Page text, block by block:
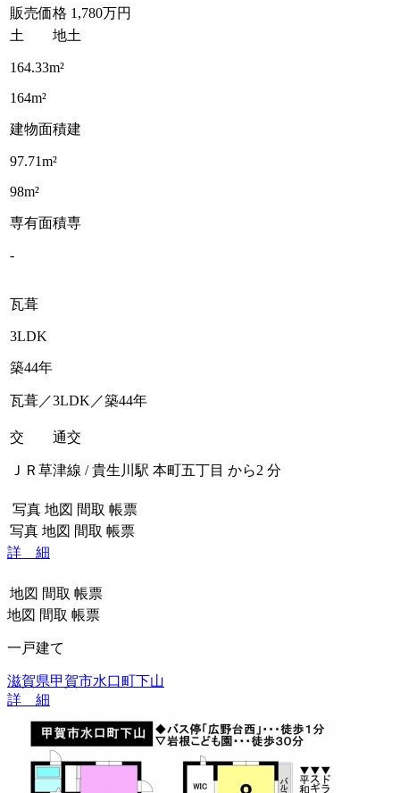
販売価格 1,780万円
土 地土
164.33m²
164m²
建物面積建
97.71m²
98m²
専有面積専
-
瓦葺
3LDK
築44年
瓦葺／3LDK／築44年
交 通交
ＪＲ草津線 / 貴生川駅 本町五丁目 から2 分
写真 地図 間取 帳票
写真 地図 間取 帳票
詳 細
地図 間取 帳票
地図 間取 帳票
一戸建て
滋賀県甲賀市水口町下山
詳 細